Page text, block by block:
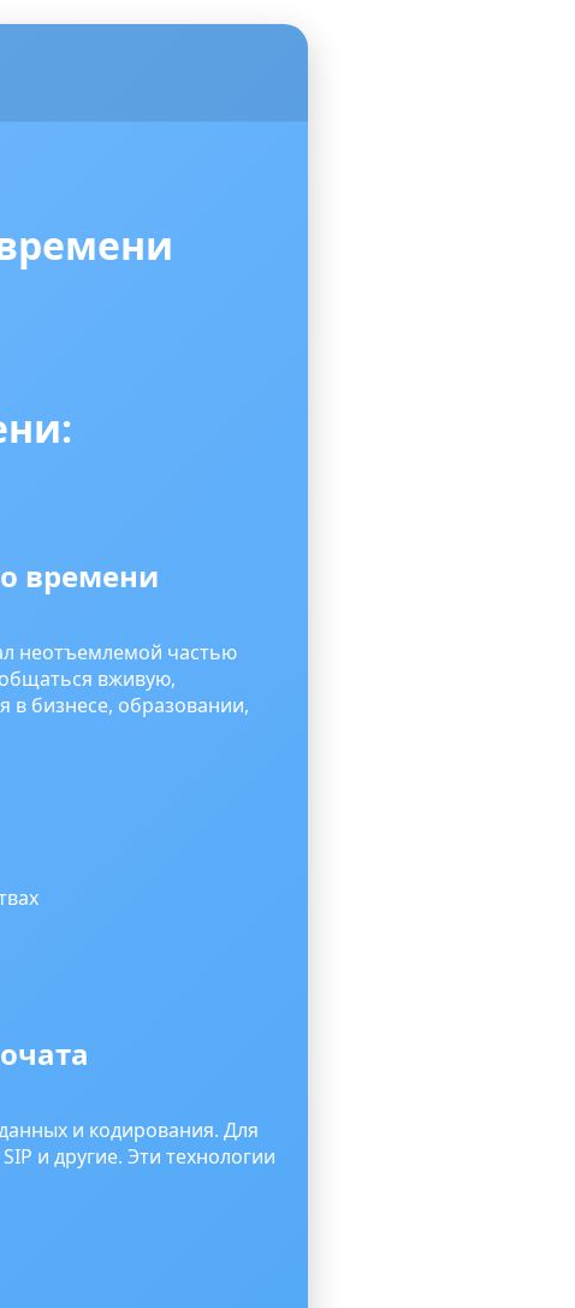
времени
неотъемлемой частью
вживую,
в бизнесе, образовании,
и кодирования. Для
и другие. Эти технологии